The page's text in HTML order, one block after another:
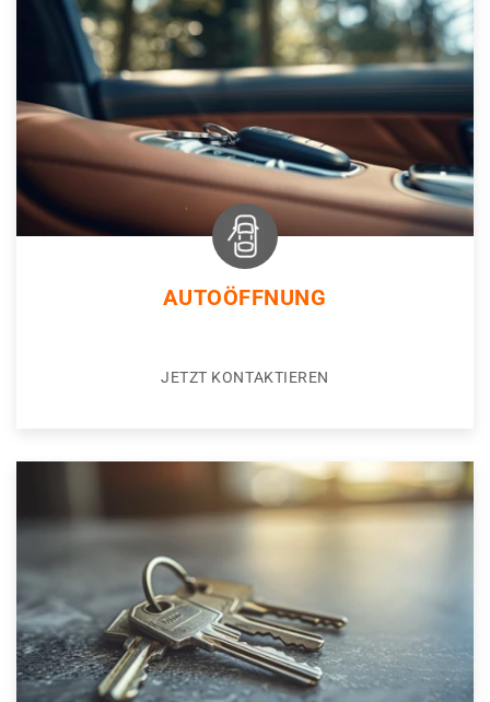
AUTOÖFFNUNG
JETZT KONTAKTIEREN